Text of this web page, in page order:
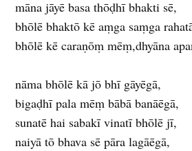
māna jāyē basa thōḍhī bhakti sē,
bhōlē bhaktō kē aṃga saṃga
bhōlē kē caraṇōṃ mēṃ,dhyāna
nāma bhōlē kā jō bhī gāyēgā,
bigaḍhī pala mēṃ bābā banāēgā,
sunatē hai sabakī vinatī bhōlē jī,
naiyā tō bhava sē pāra lagāēgā,